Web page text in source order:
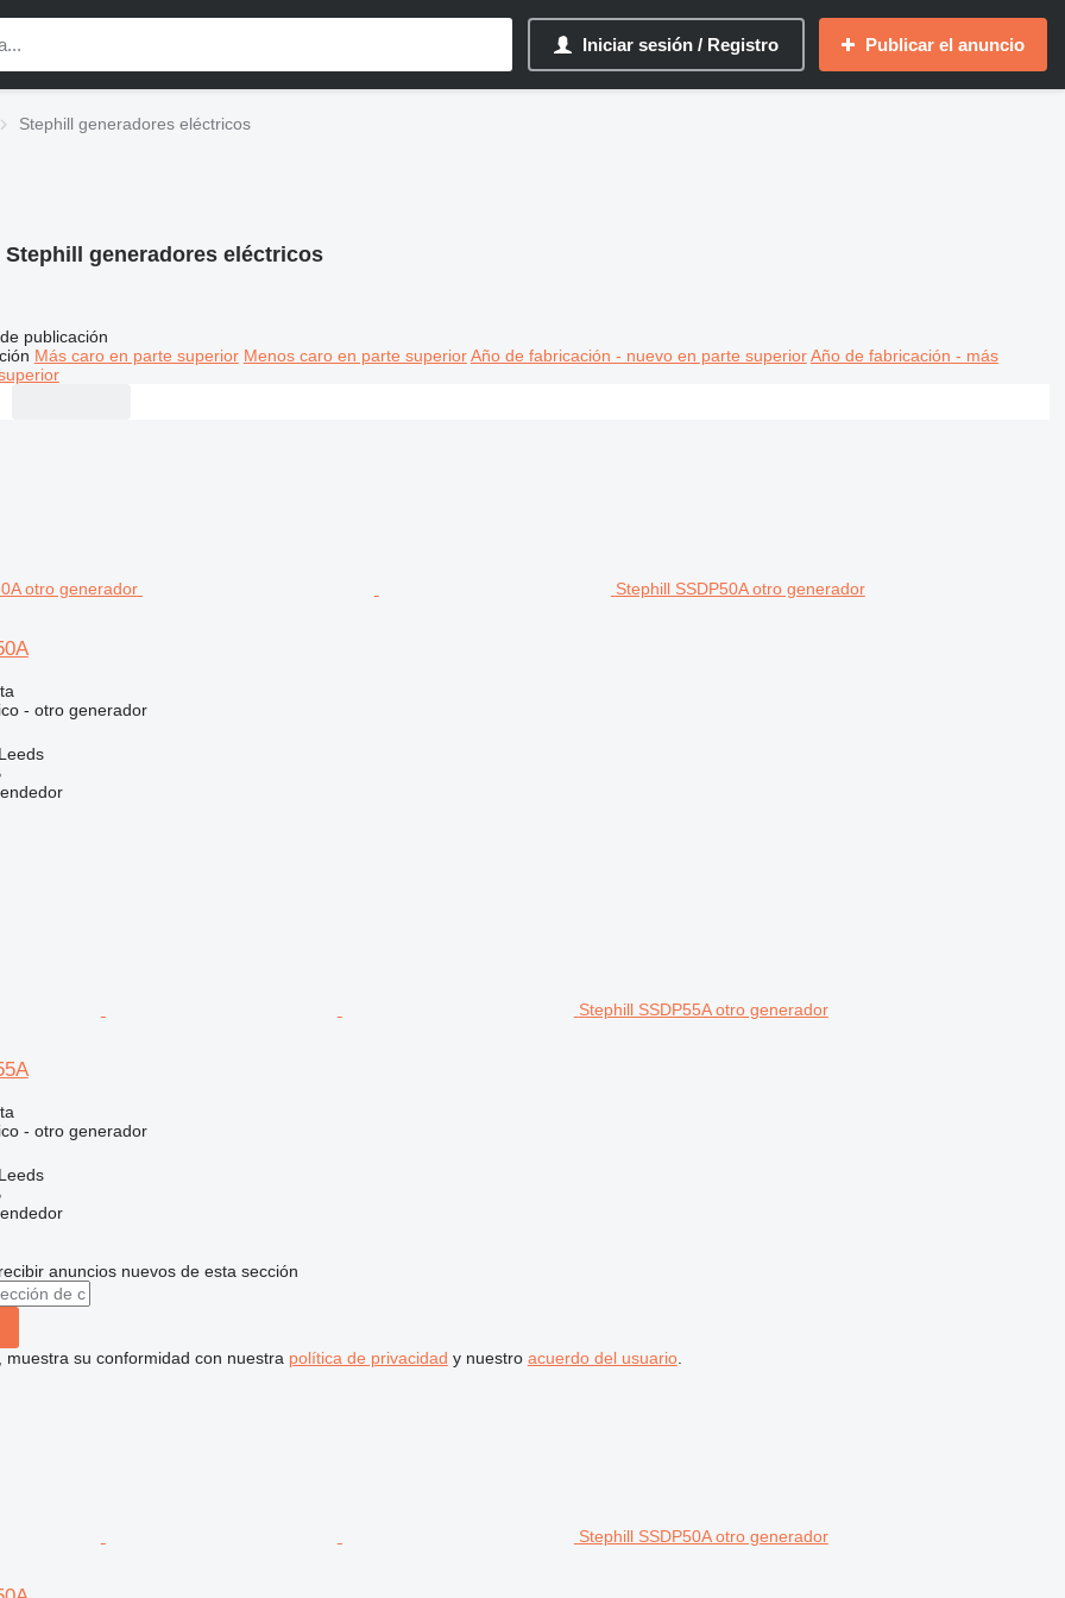
Iniciar sesión / Registro Publicar el anuncio
Stephill generadores eléctricos
Stephill generadores eléctricos
publicación
Más caro en parte superior Menos caro en parte superior Año de fabricación - nuevo en parte superior Año de fabricación - más
Stephill SSDP50A otro generador
- otro generador
Stephill SSDP55A otro generador
- otro generador
anuncios nuevos de esta sección
muestra su conformidad con nuestra política de privacidad y nuestro acuerdo del usuario.
Stephill SSDP50A otro generador